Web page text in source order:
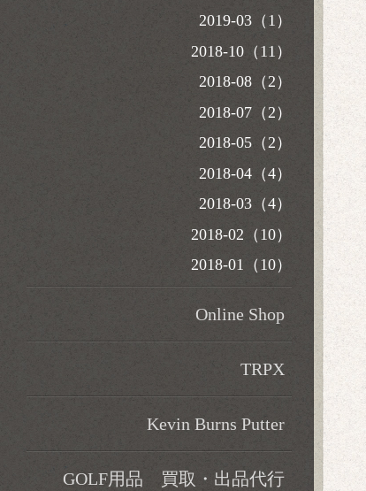
2019-03（1）
2018-10（11）
2018-08（2）
2018-07（2）
2018-05（2）
2018-04（4）
2018-03（4）
2018-02（10）
2018-01（10）
Online Shop
TRPX
Kevin Burns Putter
GOLF用品 買取・出品代行